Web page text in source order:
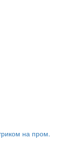
на пром.